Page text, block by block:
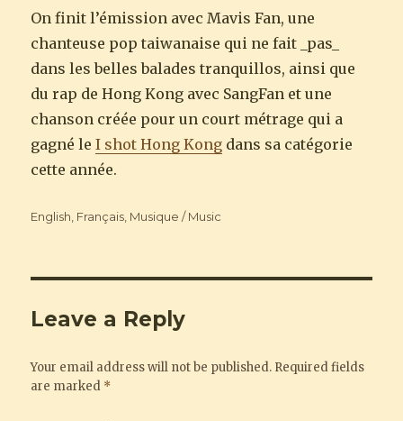
On finit l’émission avec Mavis Fan, une
chanteuse pop taiwanaise qui ne fait _pas_
dans les belles balades tranquillos, ainsi que
du rap de Hong Kong avec SangFan et une
chanson créée pour un court métrage qui a
gagné leI shot Hong Kong dans sa catégorie
cette année.
Categories
English Français Musique / Music
Leave a Reply
Your email address will not be published. Required fields
are marked *